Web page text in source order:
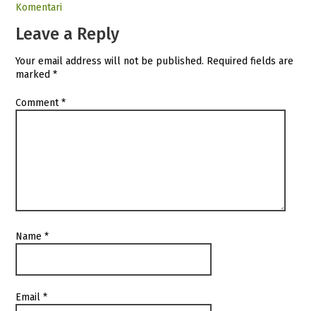
Komentari
Leave a Reply
Your email address will not be published. Required fields are
marked*
Comment*
Name*
Email*